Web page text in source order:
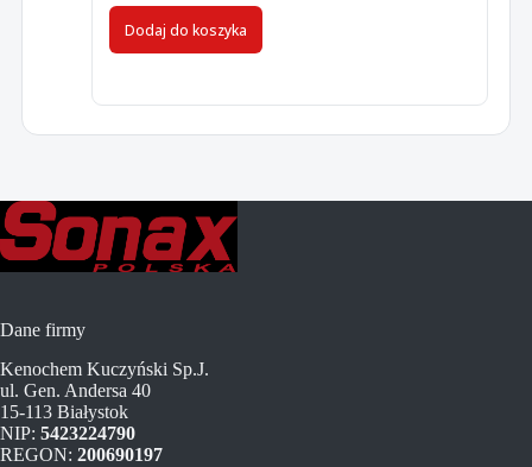
Dodaj do koszyka
Dane firmy
Kenochem Kuczyński Sp.J.
ul. Gen. Andersa 40
15-113 Białystok
NIP: 5423224790
REGON: 200690197